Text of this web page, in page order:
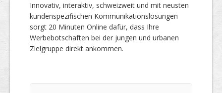
Innovativ, interaktiv, schweizweit und mit neusten
kundenspezifischen Kommunikationslösungen
sorgt 20 Minuten Online dafür, dass Ihre
Werbebotschaften bei der jungen und urbanen
Zielgruppe direkt ankommen.